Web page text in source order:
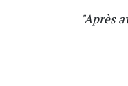
"Après